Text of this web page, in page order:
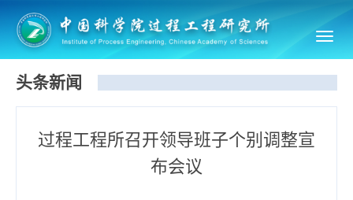
头条新闻
过程工程所召开领导班子个别调整宣
布会议